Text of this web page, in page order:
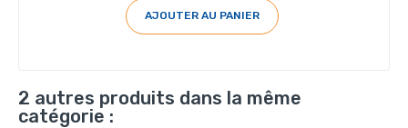
AJOUTER AU PANIER
2 autres produits dans la même
catégorie :